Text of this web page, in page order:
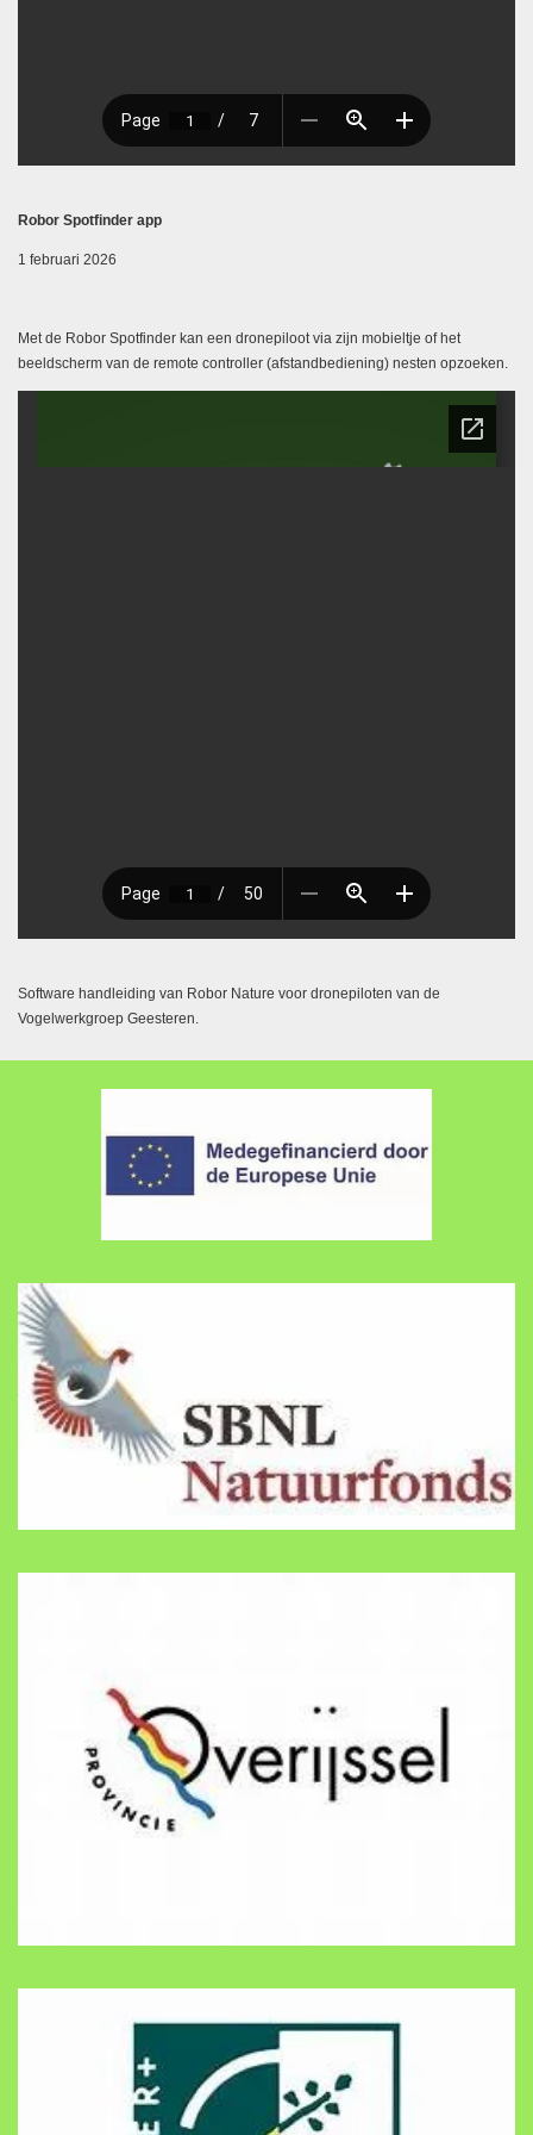
Robor Spotfinder app
1 februari 2026
Met de Robor Spotfinder kan een dronepiloot via zijn mobieltje of het
beeldscherm van de remote controller (afstandbediening) nesten opzoeken.
Software handleiding van Robor Nature voor dronepiloten van de
Vogelwerkgroep Geesteren.